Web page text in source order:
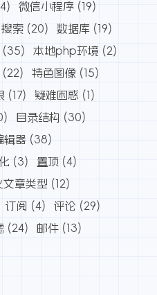
微信小程序 (19)
搜索 (20) 数据库 (19)
(35) 本地php环境 (2)
(22) 特色图像 (15)
(17) 疑难困惑 (1)
目录结构 (30)
辑器 (38)
(3) 置顶 (4)
文章类型 (12)
订阅 (4) 评论 (29)
(24) 邮件 (13)